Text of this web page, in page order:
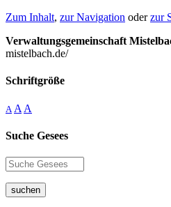
Zum Inhalt, zur Navigation oderzur
Verwaltungsgemeinschaft
mistelbach.de/
Schriftgröße
A A A
Suche Gesees
suchen